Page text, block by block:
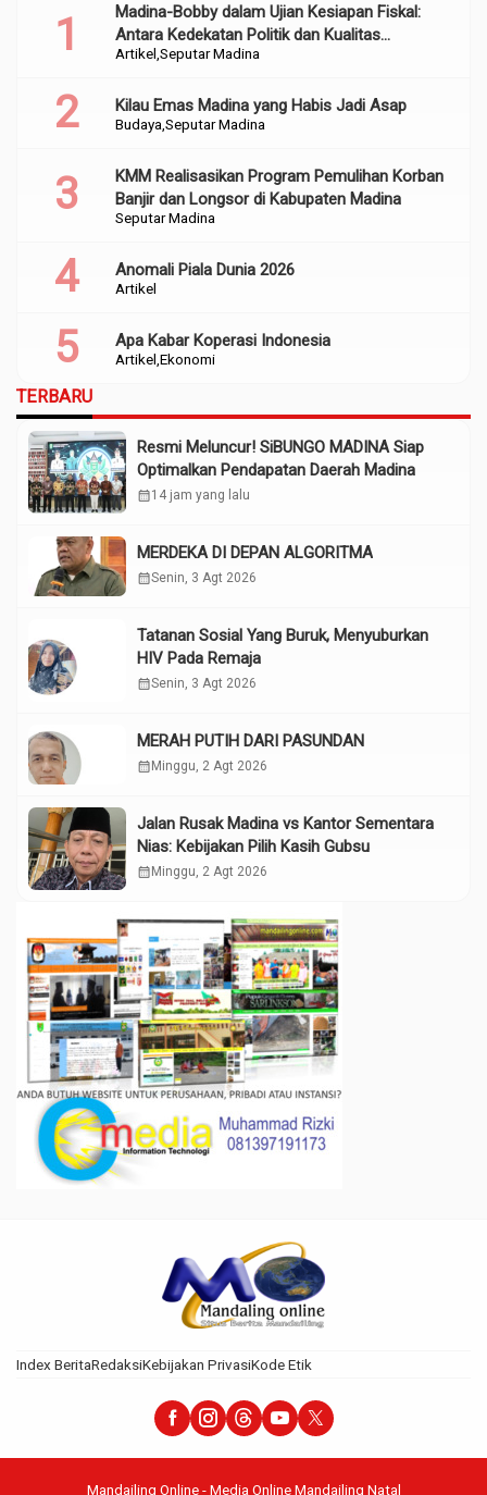
Artikel Seputar Madina
Madina-Bobby dalam Ujian Kesiapan Fiskal:
Antara Kedekatan Politik dan Kualitas
Perencanaan
Budaya Seputar Madina
Kilau Emas Madina yang Habis Jadi Asap
Seputar Madina
KMM Realisasikan Program Pemulihan Korban
Banjir dan Longsor di Kabupaten Madina
Artikel
Anomali Piala Dunia 2026
Artikel Ekonomi
Apa Kabar Koperasi Indonesia
TERBARU
Resmi Meluncur! SiBUNGO MADINA Siap
Optimalkan Pendapatan Daerah Madina
calendar_month14 jam yang lalu
MERDEKA DI DEPAN ALGORITMA
calendar_monthSenin, 3 Agt 2026
Tatanan Sosial Yang Buruk, Menyuburkan
HIV Pada Remaja
calendar_monthSenin, 3 Agt 2026
MERAH PUTIH DARI PASUNDAN
calendar_monthMinggu, 2 Agt 2026
Jalan Rusak Madina vs Kantor Sementara
Nias: Kebijakan Pilih Kasih Gubsu
calendar_monthMinggu, 2 Agt 2026
Index BeritaRedaksiKebijakan PrivasiKode Etik
Mandailing Online - Media Online Mandailing Natal